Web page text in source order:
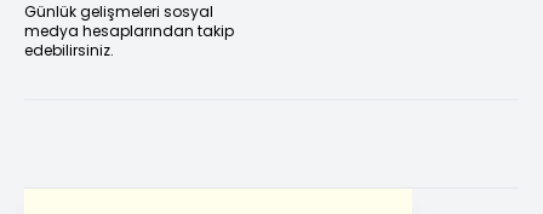
Günlük gelişmeleri sosyal
medya hesaplarından takip
edebilirsiniz.